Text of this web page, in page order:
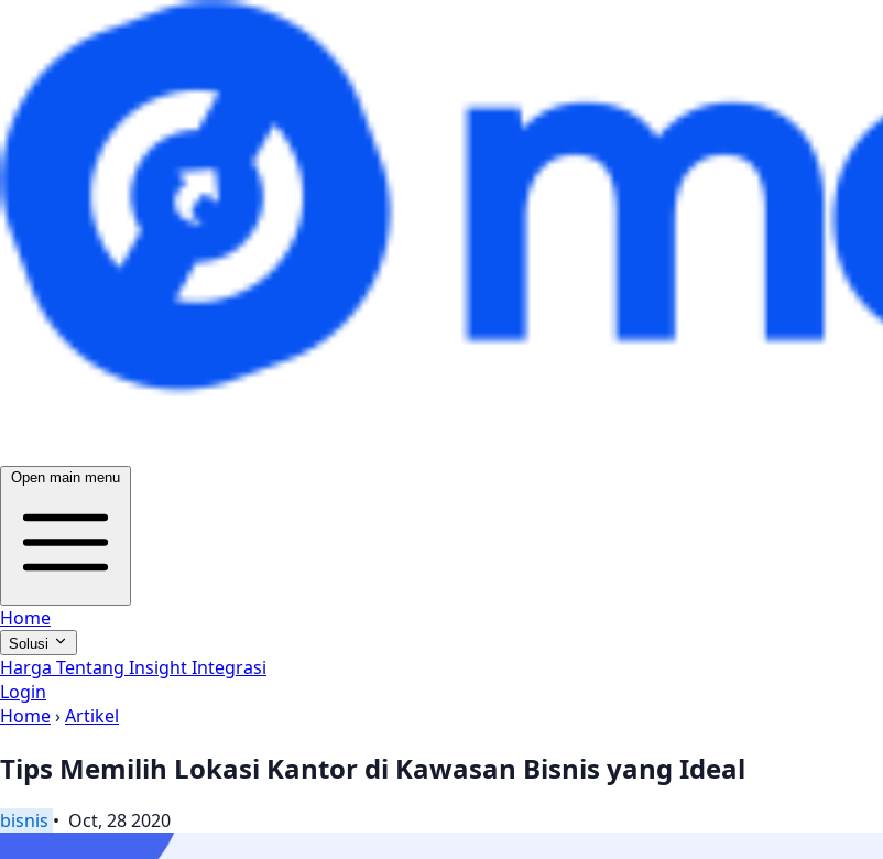
Open main menu
Home
Solusi
Harga Tentang InsightIntegrasi
Login
Home›Artikel
Tips Memilih Lokasi Kantor di Kawasan Bisnis yang Ideal
bisnis • Oct, 28 2020